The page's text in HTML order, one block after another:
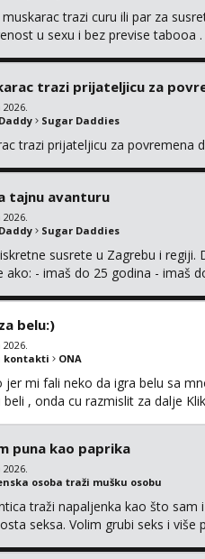
trazi curu ili par za
u sexu i bez previse tabooa
trazi prijateljicu za
Sugar Daddies
trazi prijateljicu za povremena
tajnu avanturu
Sugar Daddies
susrete u Zagrebu i
ako: - imaš do 25 godina - imaš
belu:)
kontakti ONA
jer mi fali neko da igra belu sa
, onda cu razmislit za dalje
puna kao paprika
osoba traži mušku osobu
traži napaljenka kao što sam
seksa. Volim grubi seks i